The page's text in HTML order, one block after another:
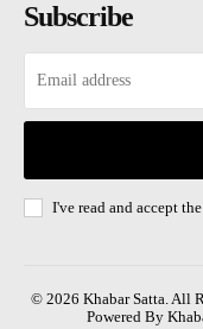
Subscribe
I've read and accept the
© 2026 Khabar Satta. All
Powered By